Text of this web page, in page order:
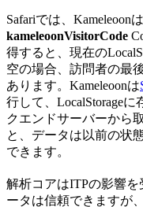
Safariでは、Kameleoon
kameleoonVisitorCode
得すると、現在の
空の場合、訪問者の最
あります。Kameleoonは
行して、LocalStorage
クエンドサーバーから
と、データは以前の状
できます。
解析コアはITPの影響
ータは信頼できますが